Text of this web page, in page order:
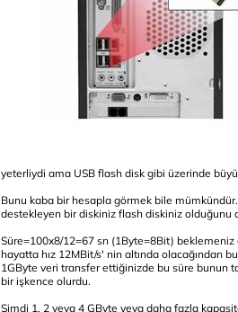
yeterliydi ama USB flash disk gibi üzerinde
Bunu kaba bir hesapla görmek bile
destekleyen bir diskiniz flash diskiniz olduğunu
Süre=100x8/12=67 sn (1Byte=8Bit)
hayatta hız 12MBit/s' nin altında olacağından
1GByte veri transfer ettiğinizde bu süre bunun
bir işkence olurdu.
Şimdi 1, 2 veya 4 GByte veya daha fazla